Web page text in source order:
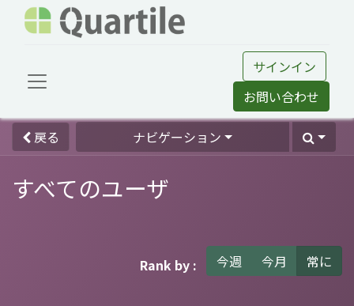
サインイン
お問い合わせ
戻る ナビゲーション
すべてのユーザ
Rank by : 今週 今月 常に